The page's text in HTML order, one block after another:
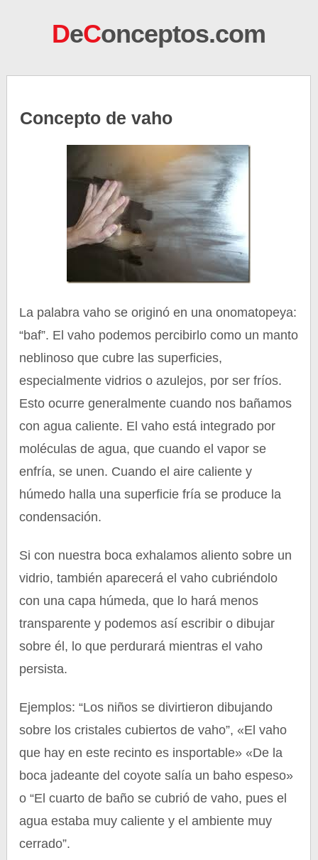
DeConceptos.com
Concepto de vaho
La palabra vaho se originó en una onomatopeya:
“baf”. El vaho podemos percibirlo como un manto
neblinoso que cubre las superficies,
especialmente vidrios o azulejos, por ser fríos.
Esto ocurre generalmente cuando nos bañamos
con agua caliente. El vaho está integrado por
moléculas de agua, que cuando el vapor se
enfría, se unen. Cuando el aire caliente y
húmedo halla una superficie fría se produce la
condensación.
Si con nuestra boca exhalamos aliento sobre un
vidrio, también aparecerá el vaho cubriéndolo
con una capa húmeda, que lo hará menos
transparente y podemos así escribir o dibujar
sobre él, lo que perdurará mientras el vaho
persista.
Ejemplos: “Los niños se divirtieron dibujando
sobre los cristales cubiertos de vaho”, «El vaho
que hay en este recinto es insportable» «De la
boca jadeante del coyote salía un baho espeso»
o “El cuarto de baño se cubrió de vaho, pues el
agua estaba muy caliente y el ambiente muy
cerrado”.